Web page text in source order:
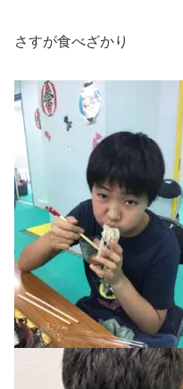
さすが食べざかり